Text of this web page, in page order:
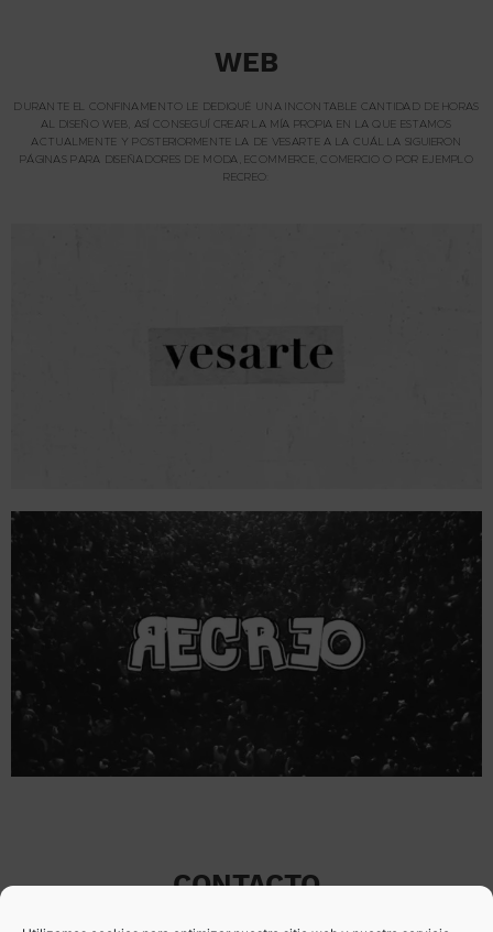
WEB
DURANTE EL CONFINAMIENTO LE DEDIQUÉ UNA INCONTABLE CANTIDAD DE HORAS
AL DISEÑO WEB, ASÍ CONSEGUÍ CREAR LA MÍA PROPIA EN LA QUE ESTAMOS
ACTUALMENTE Y POSTERIORMENTE LA DE VESARTE A LA CUÁL LA SIGUIERON
PÁGINAS PARA DISEÑADORES DE MODA, ECOMMERCE, COMERCIO O POR EJEMPLO
RECREO:
CONTACTO
ALVARO.VARRAGER@GMAIL.COM